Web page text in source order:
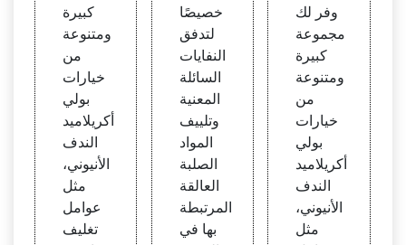
كبيرة
ومتنوعة
من
خيارات
بولي
أكريلاميد
الندف
الأنيوني،
مثل
عوامل
تغليف
خصيصًا
لتدفق
النفايات
السائلة
المعنية
وتلييف
المواد
الصلبة
العالقة
المرتبطة
بها في
وفر لك
مجموعة
كبيرة
ومتنوعة
من
خيارات
بولي
أكريلاميد
الندف
الأنيوني،
مثل